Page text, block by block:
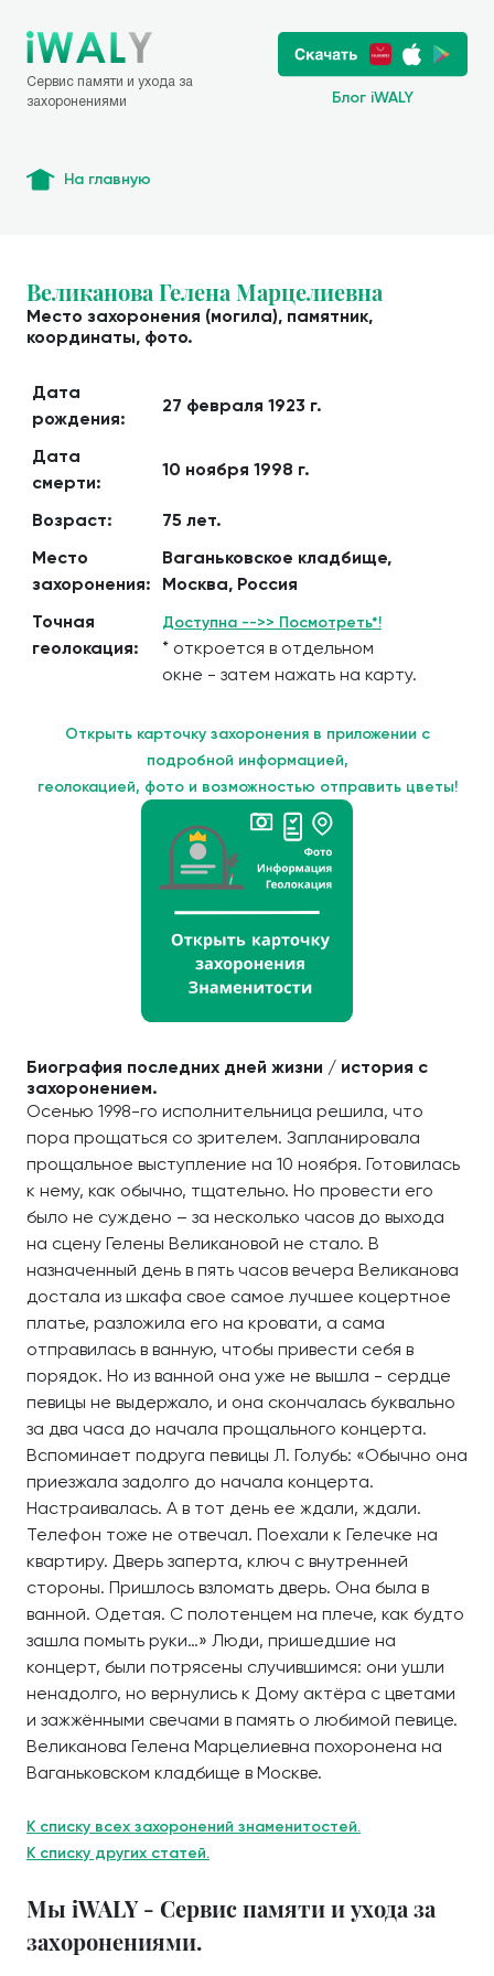
Сервис памяти и ухода за
захоронениями
Блог iWALY
На главную
Великанова Гелена Марцелиевна
Место захоронения (могила), памятник,
координаты, фото.
Дата
рождения:
27 февраля 1923 г.
Дата
смерти:
10 ноября 1998 г.
Возраст:
75 лет.
Место
захоронения:
Ваганьковское кладбище,
Москва, Россия
Точная
геолокация:
Доступна -->> Посмотреть*!
* откроется в отдельном
окне - затем нажать на карту.
Открыть карточку захоронения в приложении с
подробной информацией,
геолокацией, фото и возможностью отправить цветы!
Биография последних дней жизни / история с
захоронением.
Осенью 1998-го исполнительница решила, что
пора прощаться со зрителем. Запланировала
прощальное выступление на 10 ноября. Готовилась
к нему, как обычно, тщательно. Но провести его
было не суждено – за несколько часов до выхода
на сцену Гелены Великановой не стало. В
назначенный день в пять часов вечера Великанова
достала из шкафа свое самое лучшее коцертное
платье, разложила его на кровати, а сама
отправилась в ванную, чтобы привести себя в
порядок. Но из ванной она уже не вышла - сердце
певицы не выдержало, и она скончалась буквально
за два часа до начала прощального концерта.
Вспоминает подруга певицы Л. Голубь: «Обычно она
приезжала задолго до начала концерта.
Настраивалась. А в тот день ее ждали, ждали.
Телефон тоже не отвечал. Поехали к Гелечке на
квартиру. Дверь заперта, ключ с внутренней
стороны. Пришлось взломать дверь. Она была в
ванной. Одетая. С полотенцем на плече, как будто
зашла помыть руки…» Люди, пришедшие на
концерт, были потрясены случившимся: они ушли
ненадолго, но вернулись к Дому актёра с цветами
и зажжёнными свечами в память о любимой певице.
Великанова Гелена Марцелиевна похоронена на
Ваганьковском кладбище в Москве.
К списку всех захоронений знаменитостей.
К списку других статей.
Мы iWALY - Сервис памяти и ухода за
захоронениями.